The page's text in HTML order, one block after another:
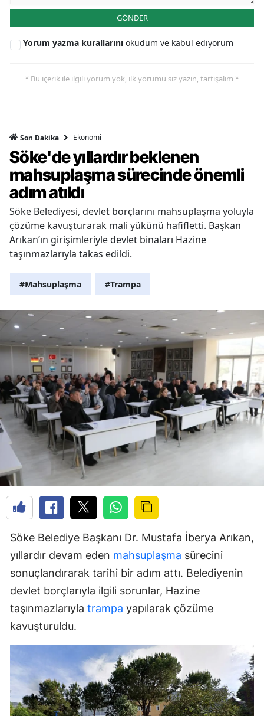
GÖNDER
Yorum yazma kurallarını okudum ve kabul ediyorum
* Bu içerik ile ilgili yorum yok, ilk yorumu siz yazın, tartışalım *
Son Dakika Ekonomi
Söke'de yıllardır beklenen
mahsuplaşma sürecinde önemli
adım atıldı
Söke Belediyesi, devlet borçlarını mahsuplaşma yoluyla
çözüme kavuşturarak mali yükünü hafifletti. Başkan
Arıkan’ın girişimleriyle devlet binaları Hazine
taşınmazlarıyla takas edildi.
#Mahsuplaşma #Trampa
Söke Belediye Başkanı Dr. Mustafa İberya Arıkan,
yıllardır devam eden mahsuplaşma sürecini
sonuçlandırarak tarihi bir adım attı. Belediyenin
devlet borçlarıyla ilgili sorunlar, Hazine
taşınmazlarıyla trampa yapılarak çözüme
kavuşturuldu.